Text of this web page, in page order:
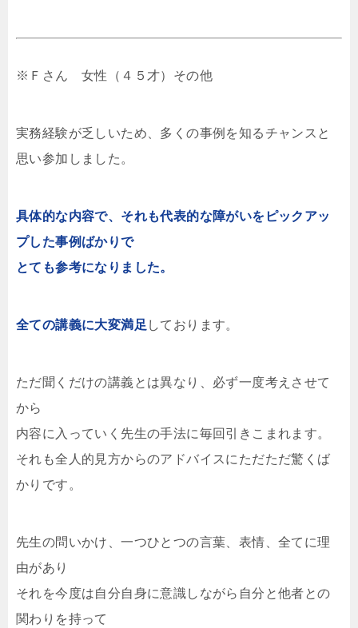
※Ｆさん 女性（４５才）その他
実務経験が乏しいため、多くの事例を知るチャンスと
思い参加しました。
具体的な内容で、それも代表的な障がいをピックアッ
プした事例ばかりで
とても参考になりました。
全ての講義に大変満足 しております。
ただ聞くだけの講義とは異なり、必ず一度考えさせて
から
内容に入っていく先生の手法に毎回引きこまれます。
それも全人的見方からのアドバイスにただただ驚くば
かりです。
先生の問いかけ、一つひとつの言葉、表情、全てに理
由があり
それを今度は自分自身に意識しながら自分と他者との
関わりを持って